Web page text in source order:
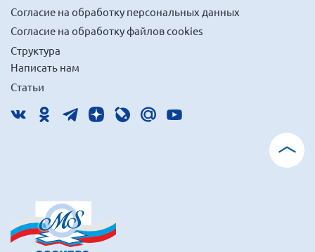
Согласие на обработку персональных данных
Согласие на обработку файлов cookies
Структура
Написать нам
Статьи